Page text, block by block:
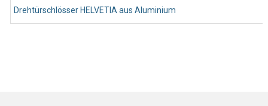
Drehtürschlösser HELVETIA aus Aluminium